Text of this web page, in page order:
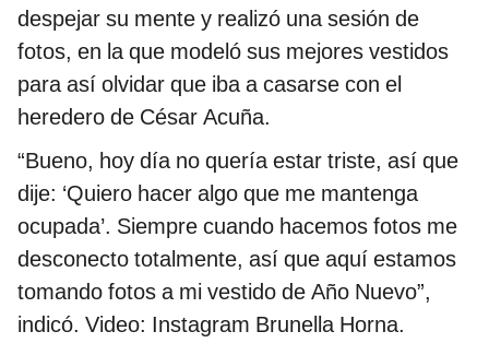
despejar su mente y realizó una sesión de
fotos, en la que modeló sus mejores vestidos
para así olvidar que iba a casarse con el
heredero de César Acuña.
“Bueno, hoy día no quería estar triste, así que
dije: ‘Quiero hacer algo que me mantenga
ocupada’. Siempre cuando hacemos fotos me
desconecto totalmente, así que aquí estamos
tomando fotos a mi vestido de Año Nuevo”,
indicó. Video: Instagram Brunella Horna.